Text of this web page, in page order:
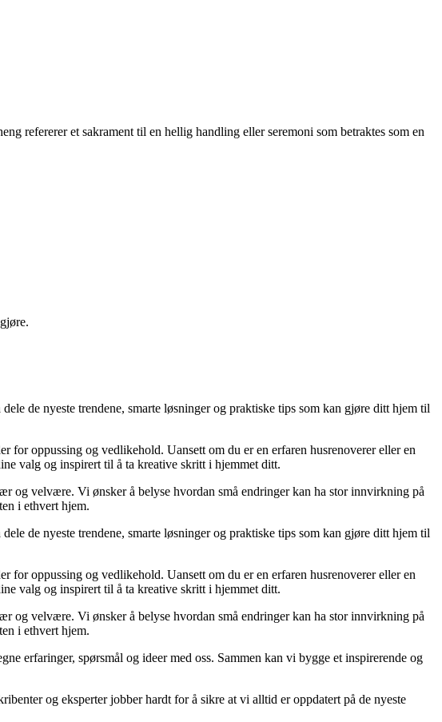
refererer et sakrament til en hellig handling eller seremoni som betraktes som en
de nyeste trendene, smarte løsninger og praktiske tips som kan gjøre ditt hjem til
oppussing og vedlikehold. Uansett om du er en erfaren husrenoverer eller en
valg og inspirert til å ta kreative skritt i hjemmet ditt.
og velvære. Vi ønsker å belyse hvordan små endringer kan ha stor innvirkning på
i ethvert hjem.
de nyeste trendene, smarte løsninger og praktiske tips som kan gjøre ditt hjem til
oppussing og vedlikehold. Uansett om du er en erfaren husrenoverer eller en
valg og inspirert til å ta kreative skritt i hjemmet ditt.
og velvære. Vi ønsker å belyse hvordan små endringer kan ha stor innvirkning på
i ethvert hjem.
erfaringer, spørsmål og ideer med oss. Sammen kan vi bygge et inspirerende og
og eksperter jobber hardt for å sikre at vi alltid er oppdatert på de nyeste